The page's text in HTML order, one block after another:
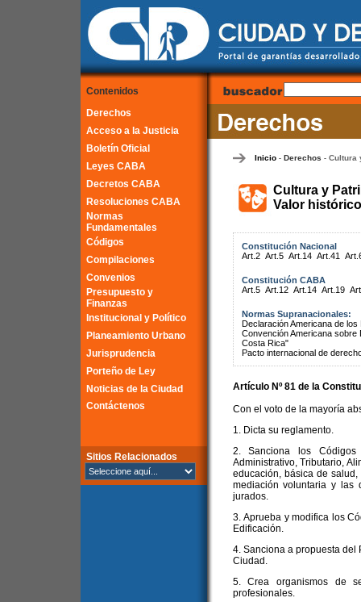
Contenidos
Derechos
Acceso a la Justicia
Boletín Oficial
Leyes CABA
Decretos CABA
Resoluciones CABA
Normas
Fundamentales
Códigos
Compilaciones
Convenios
Presupuesto y
Finanzas
Institucional y Político
Planeamiento Urbano
Jurisprudencia
Porteño de Ley
Noticias de la Ciudad
Contáctenos
Sitios Relacionados
Inicio- Derechos - Cultura
Cultura y
Valor histórico
Constitución Nacional
Art.2 Art.5 Art.14 Art.41
Constitución CABA
Art.5 Art.12 Art.14 Art.19
Normas Supranacionales:
Declaración Americana de
Convención Americana
Costa Rica"
Pacto internacional de
Artículo Nº 81 de la
Con el voto de la mayoría
1. Dicta su reglamento.
2. Sanciona los Códigos
Administrativo, Tributario,
educación, básica de
mediación voluntaria y las
jurados.
3. Aprueba y modifica los
Edificación.
4. Sanciona a propuesta del
Ciudad.
5. Crea organismos de
profesionales.